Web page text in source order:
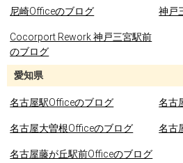
尼崎Officeのブログ 神戸
Cocorport Rework 神戸三宮駅前
のブログ
愛知県
名古屋駅Officeのブログ 名古
名古屋大曽根Officeのブログ 名古
名古屋藤が丘駅前Officeのブログ